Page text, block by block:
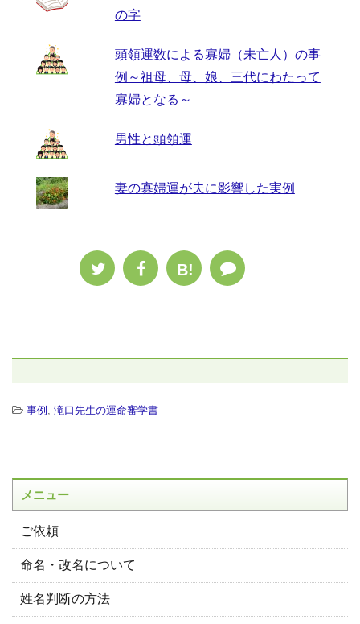
の字
頭領運数による寡婦（未亡人）の事
例～祖母、母、娘、三代にわたって
寡婦となる～
男性と頭領運
妻の寡婦運が夫に影響した実例
B!
-事例 滝口先生の運命審学書
メニュー
ご依頼
命名・改名について
姓名判断の方法